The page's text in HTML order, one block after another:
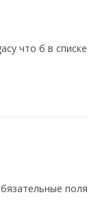
что б в списке
поля